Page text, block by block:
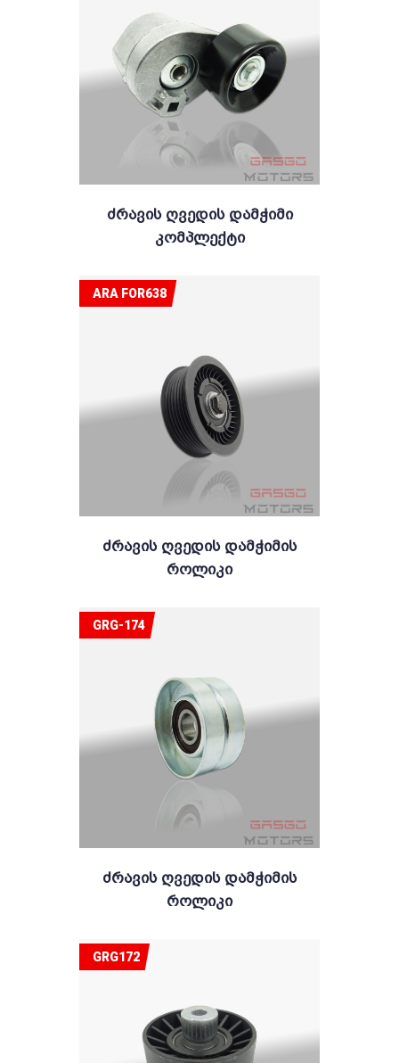
Ძრავის Ღვედის Დამჭიმი
Კომპლექტი
Ძრავის Ღვედის Დამჭიმის
Როლიკი
ARA FOR638
Ძრავის Ღვედის Დამჭიმის
Როლიკი
GRG-174
GRG172